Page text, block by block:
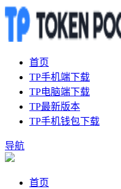
首页
TP手机端下载
TP电脑端下载
TP最新版本
TP手机钱包下载
导航
首页